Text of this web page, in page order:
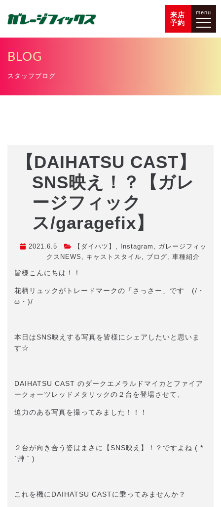
来店
予約
menu
BLOG
スタッフブログ
【DAIHATSU CAST】
SNS映え！？【ガレ
ージフィック
ス/garagefix】
2021.6.5 【ダイハツ】 , Instagram , ガレージフィッ
クスNEWS , キャストスタイル, ブログ, 車種紹介
皆様こんにちは！！
花柄リュックがトレードマークの「さっさー」です (/・
ω・)/
本日はSNS映えする写真を皆様にシェアしたいと思いま
す☆
DAIHATSU CAST のダークエメラルドマイカとファイア
ークォーツレッドメタリックの２台を登場させて、
迫力のある写真を撮ってみました！！！
２台が向き合う姿はまさに【SNS映え】！？ですよね ( *
´艸｀)
これを機にDAIHATSU CASTに乗ってみませんか？